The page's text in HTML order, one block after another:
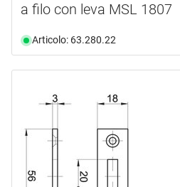
a filo con leva MSL 1807
Articolo: 63.280.22